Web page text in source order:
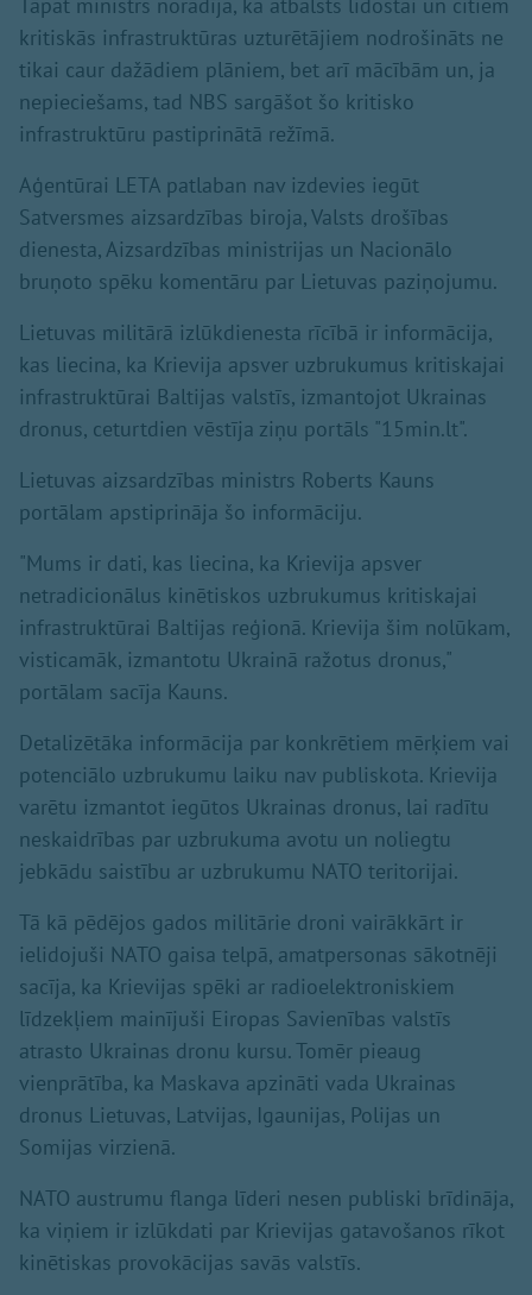
Tāpat ministrs norādīja, ka atbalsts lidostai un citiem
kritiskās infrastruktūras uzturētājiem nodrošināts ne
tikai caur dažādiem plāniem, bet arī mācībām un, ja
nepieciešams, tad NBS sargāšot šo kritisko
infrastruktūru pastiprinātā režīmā.
Aģentūrai LETA patlaban nav izdevies iegūt
Satversmes aizsardzības biroja, Valsts drošības
dienesta, Aizsardzības ministrijas un Nacionālo
bruņoto spēku komentāru par Lietuvas paziņojumu.
Lietuvas militārā izlūkdienesta rīcībā ir informācija,
kas liecina, ka Krievija apsver uzbrukumus kritiskajai
infrastruktūrai Baltijas valstīs, izmantojot Ukrainas
dronus, ceturtdien vēstīja ziņu portāls "15min.lt".
Lietuvas aizsardzības ministrs Roberts Kauns
portālam apstiprināja šo informāciju.
"Mums ir dati, kas liecina, ka Krievija apsver
netradicionālus kinētiskos uzbrukumus kritiskajai
infrastruktūrai Baltijas reģionā. Krievija šim nolūkam,
visticamāk, izmantotu Ukrainā ražotus dronus,"
portālam sacīja Kauns.
Detalizētāka informācija par konkrētiem mērķiem vai
potenciālo uzbrukumu laiku nav publiskota. Krievija
varētu izmantot iegūtos Ukrainas dronus, lai radītu
neskaidrības par uzbrukuma avotu un noliegtu
jebkādu saistību ar uzbrukumu NATO teritorijai.
Tā kā pēdējos gados militārie droni vairākkārt ir
ielidojuši NATO gaisa telpā, amatpersonas sākotnēji
sacīja, ka Krievijas spēki ar radioelektroniskiem
līdzekļiem mainījuši Eiropas Savienības valstīs
atrasto Ukrainas dronu kursu. Tomēr pieaug
vienprātība, ka Maskava apzināti vada Ukrainas
dronus Lietuvas, Latvijas, Igaunijas, Polijas un
Somijas virzienā.
NATO austrumu flanga līderi nesen publiski brīdināja,
ka viņiem ir izlūkdati par Krievijas gatavošanos rīkot
kinētiskas provokācijas savās valstīs.